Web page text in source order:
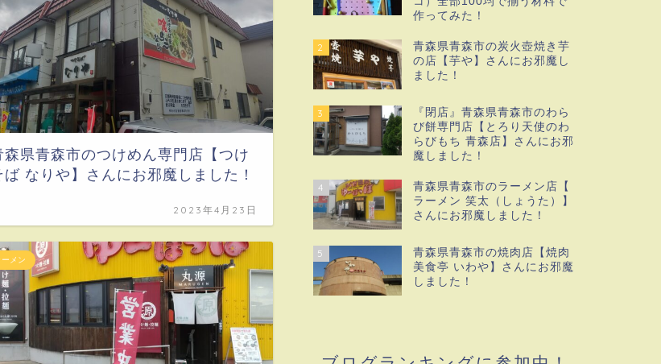
森県青森市のつけめん専門店【つけ
ば なりや】さんにお邪魔しました！
2023年4月23日
ーメン
作ってみた！
2
青森県青森市の炭火壺焼き芋
の店【芋や】さんにお邪魔し
ました！
3
『閉店』青森県青森市のわら
び餅専門店【とろり天使のわ
らびもち 青森店】さんにお邪
魔しました！
4
青森県青森市のラーメン店【
ラーメン 笑太（しょうた）】
さんにお邪魔しました！
5
青森県青森市の焼肉店【焼肉
美食亭 いわや】さんにお邪魔
しました！